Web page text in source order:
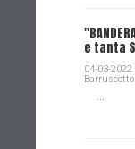
e tanta
04-03-
Barruscotto